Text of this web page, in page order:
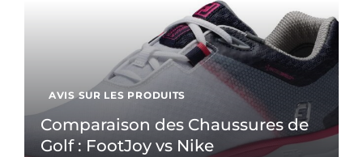
AVIS SUR LES PRODUITS
Comparaison des Chaussures de
Golf : FootJoy vs Nike